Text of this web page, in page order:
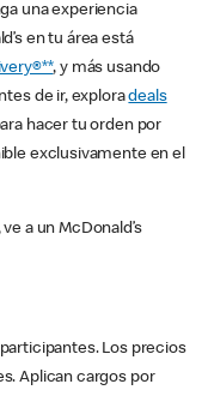
una experiencia
en tu área está
, y más usando
de ir, exploradeals
hacer tu orden por
exclusivamente en el
a un McDonald’s
Los precios
Aplican cargos por